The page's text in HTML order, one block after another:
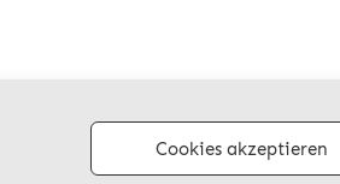
Cookies akzeptieren